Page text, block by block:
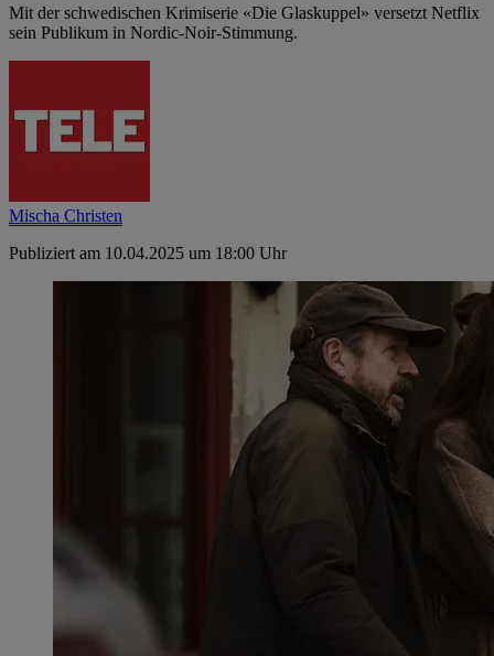
Mit der schwedischen Krimiserie «Die Glaskuppel» versetzt Netflix
sein Publikum in Nordic-Noir-Stimmung.
Mischa Christen
Publiziert am 10.04.2025 um 18:00 Uhr